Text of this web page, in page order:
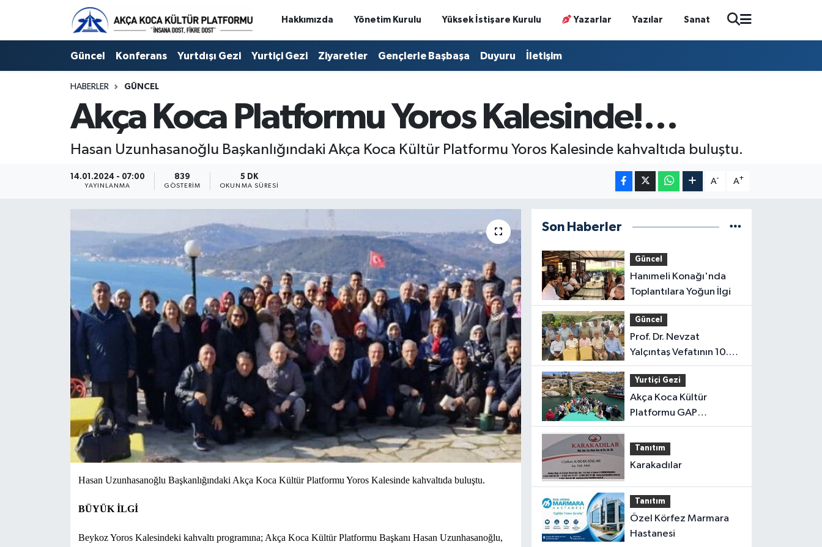
Hakkımızda Yönetim Kurulu Yüksek İstişare Kurulu Yazarlar Yazılar Sanat
Güncel Konferans Yurtdışı Gezi Yurtiçi Gezi Ziyaretler Gençlerle Başbaşa Duyuru İletişim
HABERLER GÜNCEL
Akça Koca Platformu Yoros Kalesinde!…
Hasan Uzunhasanoğlu Başkanlığındaki Akça Koca Kültür Platformu Yoros Kalesinde kahvaltıda buluştu.
14.01.2024 - 07:00
YAYINLANMA
839
GÖSTERIM
5 DK
OKUNMA SÜRESI
A- A+
Hasan Uzunhasanoğlu Başkanlığındaki Akça Koca Kültür Platformu Yoros Kalesinde kahvaltıda buluştu.
BÜYÜK İLGİ
Beykoz Yoros Kalesindeki kahvaltı programına; Akça Koca Kültür Platformu Başkanı Hasan Uzunhasanoğlu,
Son Haberler
Güncel
Hanımeli Konağı'nda
Toplantılara Yoğun İlgi
Güncel
Prof. Dr. Nevzat
Yalçıntaş Vefatının 10.
Yılında Anıldı
Yurtiçi Gezi
Akça Koca Kültür
Platformu GAP
Gezisinden Döndü
Tanıtım
Karakadılar
Tanıtım
Özel Körfez Marmara
Hastanesi
Yurtdışı Gezi
Ziyaretler
Hakkımızda
Yönetim Kurulu
Yüksek İstişare Kurulu
Kocaeli Namaz Vakitleri
Süper Lig Puan Durumu ve Fikstür
Son Dakika Haberleri
Haber Arşivi